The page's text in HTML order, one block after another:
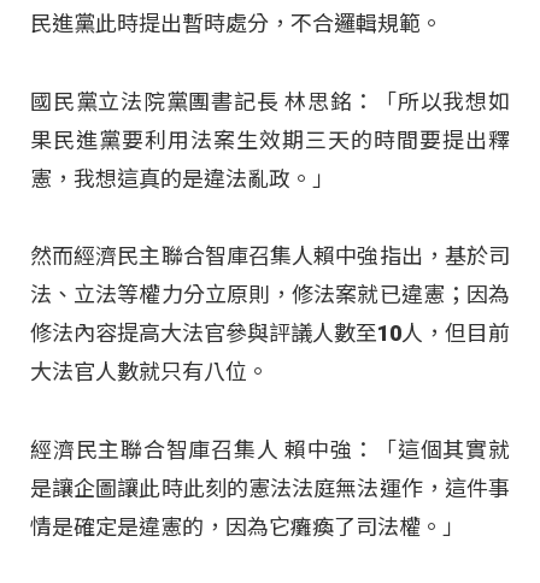
民進黨此時提出暫時處分，不合邏輯規範。
國民黨立法院黨團書記長 林思銘：「所以我想如
果民進黨要利用法案生效期三天的時間要提出釋
憲，我想這真的是違法亂政。」
然而經濟民主聯合智庫召集人賴中強指出，基於司
法、立法等權力分立原則，修法案就已違憲；因為
修法內容提高大法官參與評議人數至10人，但目前
大法官人數就只有八位。
經濟民主聯合智庫召集人 賴中強：「這個其實就
是讓企圖讓此時此刻的憲法法庭無法運作，這件事
情是確定是違憲的，因為它癱瘓了司法權。」